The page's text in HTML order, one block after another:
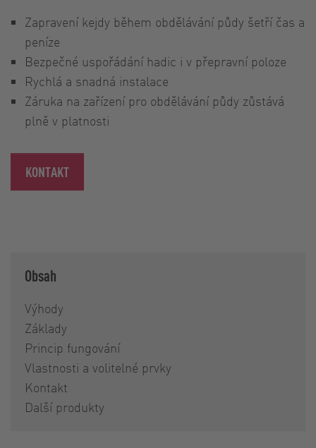
Zapravení kejdy během obdělávání půdy šetří čas a
peníze
Bezpečné uspořádání hadic i v přepravní poloze
Rychlá a snadná instalace
Záruka na zařízení pro obdělávání půdy zůstává
plně v platnosti
KONTAKT
Obsah
Výhody
Základy
Princip fungování
Vlastnosti a volitelné prvky
Kontakt
Další produkty